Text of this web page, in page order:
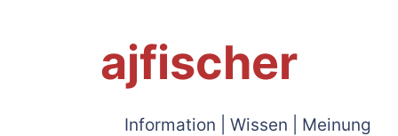
ajfischer
Information | Wissen | Meinung